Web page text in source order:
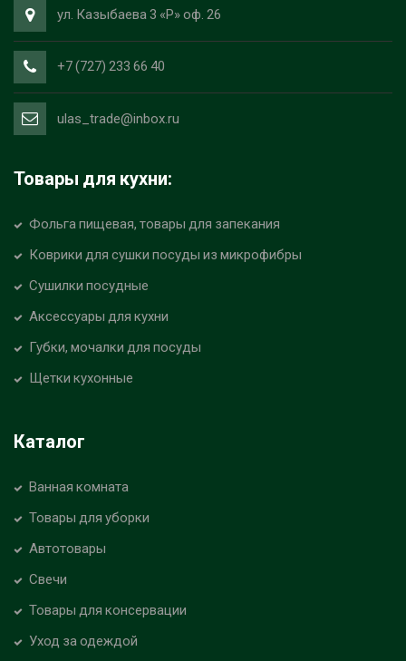
ул. Казыбаева 3 «Р» оф. 26
+7 (727) 233 66 40
ulas_trade@inbox.ru
Товары для кухни:
Фольга пищевая, товары для запекания
Коврики для сушки посуды из микрофибры
Сушилки посудные
Аксессуары для кухни
Губки, мочалки для посуды
Щетки кухонные
Каталог
Ванная комната
Товары для уборки
Автотовары
Свечи
Товары для консервации
Уход за одеждой